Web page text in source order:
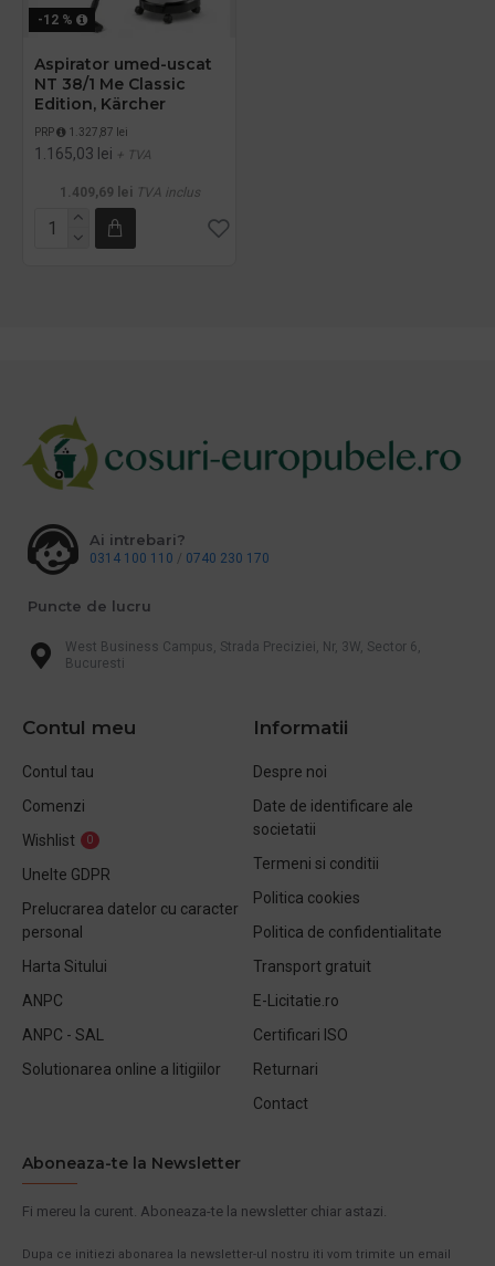
-12 %
Aspirator umed-uscat
NT 38/1 Me Classic
Edition, Kärcher
PRP 1.327,87 lei
1.165,03 lei + TVA
1.409,69 lei TVA inclus
Ai intrebari?
0314 100 110 / 0740 230 170
Puncte de lucru
West Business Campus, Strada Preciziei, Nr, 3W, Sector 6,
Bucuresti
Contul meu
Contul tau
Comenzi
Wishlist
0
Unelte GDPR
Prelucrarea datelor cu caracter
personal
Harta Sitului
ANPC
ANPC - SAL
Solutionarea online a litigiilor
Informatii
Despre noi
Date de identificare ale
societatii
Termeni si conditii
Politica cookies
Politica de confidentialitate
Transport gratuit
E-Licitatie.ro
Certificari ISO
Returnari
Contact
Aboneaza-te la Newsletter
Fi mereu la curent. Aboneaza-te la newsletter chiar astazi.
Dupa ce initiezi abonarea la newsletter-ul nostru iti vom trimite un email